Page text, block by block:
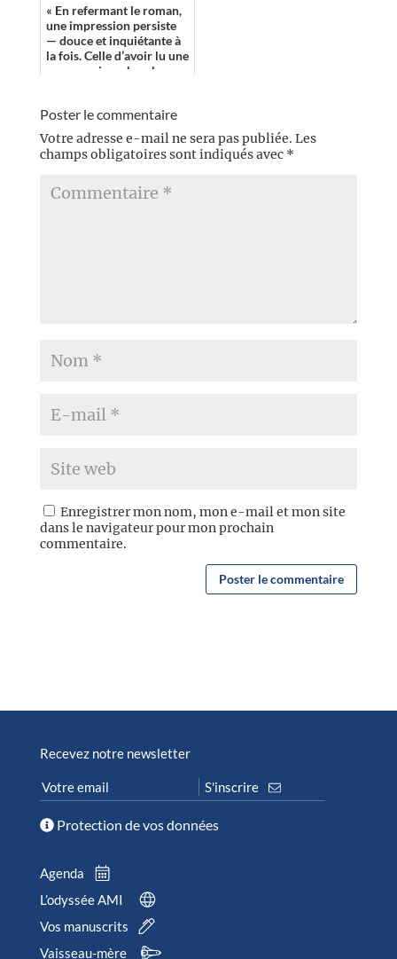
« En refermant le roman,
une impression persiste
— douce et inquiétante à
la fois. Celle d’avoir lu une
œuvre qui ne cherche pas
Poster le commentaire
Votre adresse e-mail ne sera pas publiée. Les
champs obligatoires sont indiqués avec *
Enregistrer mon nom, mon e-mail et mon site
dans le navigateur pour mon prochain
commentaire.
Recevez notre newsletter
Protection de vos données
Agenda
L’odyssée AMI
Vos manuscrits
Vaisseau-mère